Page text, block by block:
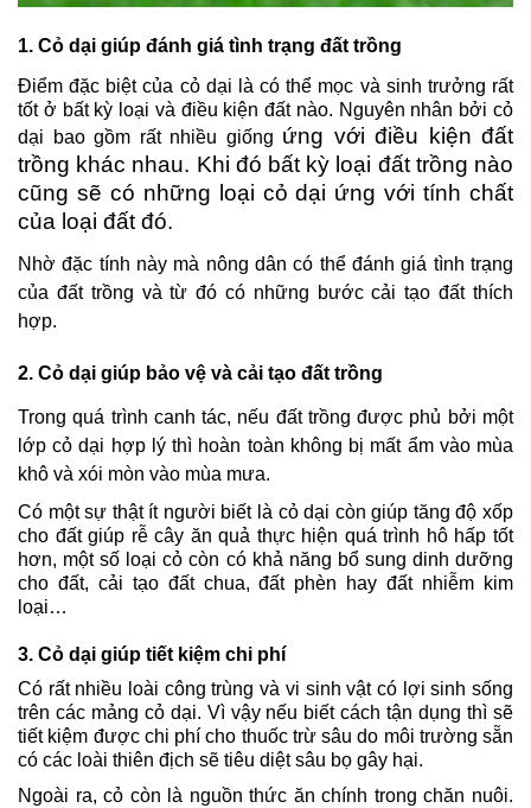
1. Cỏ dại giúp đánh giá tình trạng đất trồng
Điểm đặc biệt của cỏ dại là có thể mọc và sinh trưởng rất
tốt ở bất kỳ loại và điều kiện đất nào. Nguyên nhân bởi cỏ
dại bao gồm rất nhiều giống ứng với điều kiện đất
trồng khác nhau. Khi đó bất kỳ loại đất trồng nào
cũng sẽ có những loại cỏ dại ứng với tính chất
của loại đất đó.
Nhờ đặc tính này mà nông dân có thể đánh giá tình trạng
của đất trồng và từ đó có những bước cải tạo đất thích
hợp.
2. Cỏ dại giúp bảo vệ và cải tạo đất trồng
Trong quá trình canh tác, nếu đất trồng được phủ bởi một
lớp cỏ dại hợp lý thì hoàn toàn không bị mất ẩm vào mùa
khô và xói mòn vào mùa mưa.
Có một sự thật ít người biết là cỏ dại còn giúp tăng độ xốp
cho đất giúp rễ cây ăn quả thực hiện quá trình hô hấp tốt
hơn, một số loại cỏ còn có khả năng bổ sung dinh dưỡng
cho đất, cải tạo đất chua, đất phèn hay đất nhiễm kim
loại…
3. Cỏ dại giúp tiết kiệm chi phí
Có rất nhiều loài công trùng và vi sinh vật có lợi sinh sống
trên các mảng cỏ dại. Vì vậy nếu biết cách tận dụng thì sẽ
tiết kiệm được chi phí cho thuốc trừ sâu do môi trường sẵn
có các loài thiên địch sẽ tiêu diệt sâu bọ gây hại.
Ngoài ra, cỏ còn là nguồn thức ăn chính trong chăn nuôi.